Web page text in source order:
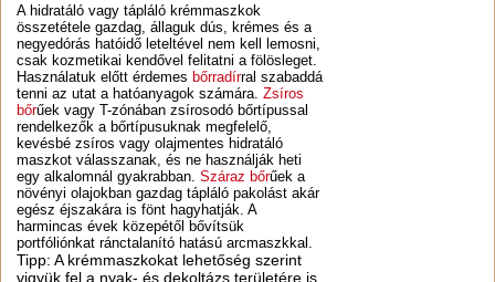
A hidratáló vagy tápláló krémmaszkok
összetétele gazdag, állaguk dús, krémes és a
negyedórás hatóidő leteltével nem kell lemosni,
csak kozmetikai kendővel felitatni a fölösleget.
Használatuk előtt érdemes bőrradírral szabaddá
tenni az utat a hatóanyagok számára.Zsíros
bőrűek vagy T-zónában zsírosodó bőrtípussal
rendelkezők a bőrtípusuknak megfelelő,
kevésbé zsíros vagy olajmentes hidratáló
maszkot válasszanak, és ne használják heti
egy alkalomnál gyakrabban.Száraz bőrűek a
növényi olajokban gazdag tápláló pakolást akár
egész éjszakára is fönt hagyhatják. A
harmincas évek közepétől bővítsük
portfóliónkat ránctalanító hatású arcmaszkkal.
Tipp: A krémmaszkokat lehetőség szerint
vigyük fel a nyak- és dekoltázs területére is.